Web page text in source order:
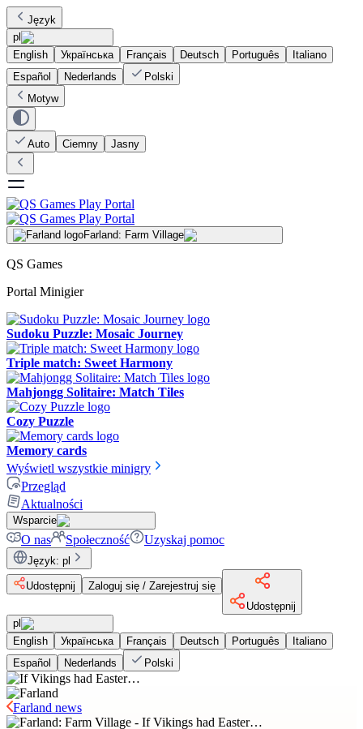
Język
pl
English
Українська Français Deutsch Português
Italiano
Español
Nederlands
Polski
Motyw
Auto Ciemny Jasny
Farland: Farm Village
QS Games
Portal Minigier
Sudoku Puzzle: Mosaic Journey
Triple match: Sweet Harmony
Mahjongg Solitaire: Match Tiles
Cozy Puzzle
Memory cards
Wyświetl wszystkie minigry
Przegląd
Aktualności
Wsparcie
O nas Społeczność Uzyskaj pomoc
Język: pl
Udostępnij
Zaloguj się / Zarejestruj się
Udostępnij
pl
English
Українська Français Deutsch Português
Italiano
Español
Nederlands Polski
Farland news